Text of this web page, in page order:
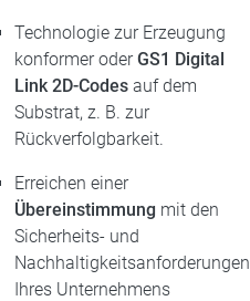
Technologie zur Erzeugung
konformer oderGS1 Digital
Link 2D-Codesauf dem
Substrat, z. B. zur
Rückverfolgbarkeit.
Erreichen einer
Übereinstimmung mit den
Sicherheits- und
Nachhaltigkeitsanforderungen
Ihres Unternehmens